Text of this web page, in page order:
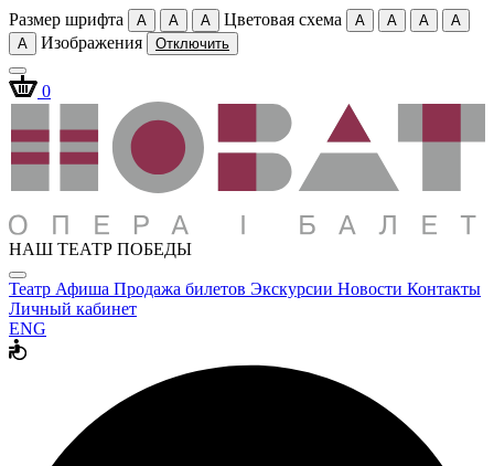
Размер шрифта A A A Цветовая схема A A A
A
A
Изображения Отключить
0
НАШ ТЕАТР ПОБЕДЫ
Театр Афиша Продажа билетов Экскурсии Новости Контакты
Личный кабинет
ENG